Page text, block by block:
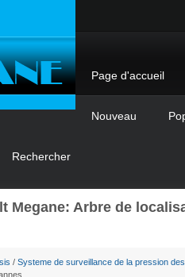
Page d'accueil
Nouveau
Rechercher
Megane: Arbre de
/ Systeme de surveillance de la pression des